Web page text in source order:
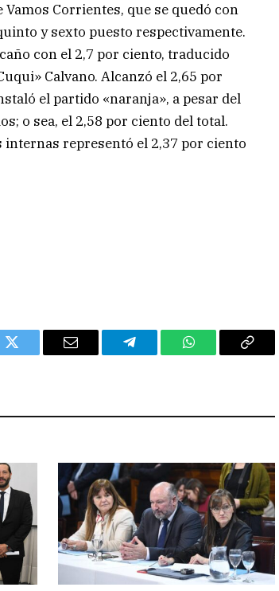
Corrientes, que se quedó con
y sexto puesto respectivamente.
con el 2,7 por ciento, traducido
Calvano. Alcanzó el 2,65 por
el partido «naranja», a pesar del
o sea, el 2,58 por ciento del total.
internas representó el 2,37 por ciento
Twitter Email Telegram WhatsAppCopy